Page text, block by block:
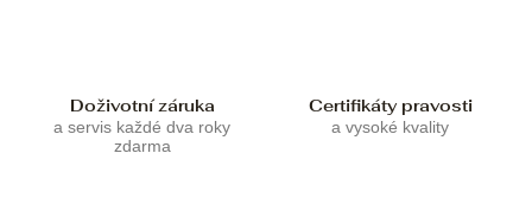
Doživotní záruka
a servis každé dva roky
zdarma
Certifikáty pravosti
a vysoké kvality